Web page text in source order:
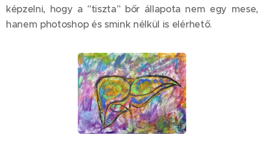
képzelni, hogy a "tiszta" bőr állapota nem egy mese,
hanem photoshop és smink nélkül is elérhető.